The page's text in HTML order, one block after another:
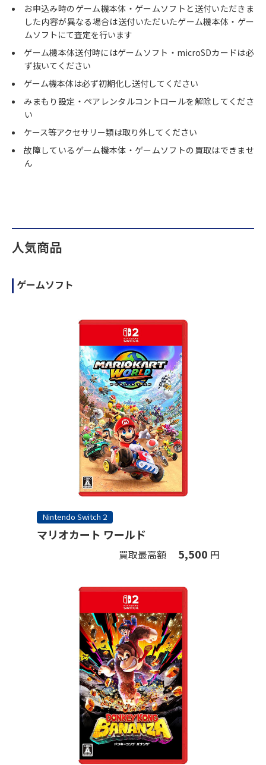
お申込み時のゲーム機本体・ゲームソフトと送付いただきま
した内容が異なる場合は送付いただいたゲーム機本体・ゲー
ムソフトにて査定を行います
ゲーム機本体送付時にはゲームソフト・microSDカードは必
ず抜いてください
ゲーム機本体は必ず初期化し送付してください
みまもり設定・ペアレンタルコントロールを解除してくださ
い
ケース等アクセサリー類は取り外してください
故障しているゲーム機本体・ゲームソフトの買取はできませ
ん
人気商品
ゲームソフト
Nintendo Switch 2
マリオカート ワールド
買取最高額 5,500 円